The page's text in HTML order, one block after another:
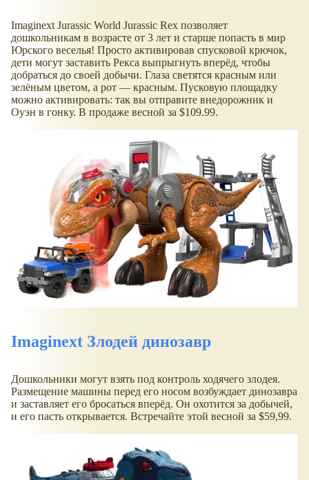
Imaginext Jurassic World Jurassic Rex позволяет
дошкольникам в возрасте от 3 лет и старше попасть в мир
Юрского веселья! Просто активировав спусковой крючок,
дети могут заставить Рекса выпрыгнуть вперёд, чтобы
добраться до своей добычи. Глаза светятся красным или
зелёным цветом, а рот — красным. Пусковую площадку
можно активировать: так вы отправите внедорожник и
Оуэн в гонку. В продаже весной за $109.99.
Imaginext Злодей динозавр
Дошкольники могут взять под контроль ходячего злодея.
Размещение машины перед его носом возбуждает динозавра
и заставляет его бросаться вперёд. Он охотится за добычей,
и его пасть открывается. Встречайте этой весной за $59,99.